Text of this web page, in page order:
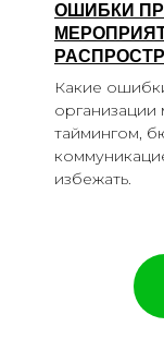
ОШИБКИ
Какие
таймингом,
избежать.